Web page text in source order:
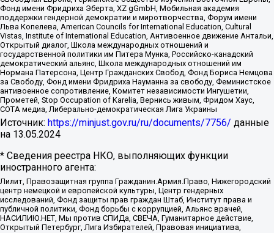
Фонд имени Фридриха Эберта, XZ gGmbH, Мобильная академия
поддержки гендерной демократии и миротворчества, Форум имени
Льва Копелева, American Councils for International Education, Cultural
Vistas, Institute of International Education, Антивоенное движение Антальи,
Открытый диалог, Школа международных отношений и
государственной политики им Питера Мунка, Российско-канадский
демократический альянс, Школа международных отношений им
Нормана Патерсона, Центр Гражданских Свобод, Фонд Бориса Немцова
за Свободу, Фонд имени Фридриха Науманна за свободу, Феминистское
антивоенное сопротивление, Комитет независимости Ингушетии,
Прометей, Stop Occupation of Karelia, Вернись живым, Фридом Хаус,
СОТА медиа, Либерально-демократическая Лига Украины
Источник: https://minjust.gov.ru/ru/documents/7756/ данные
на 13.05.2024
* Сведения реестра НКО, выполняющих функции
иностранного агента:
Лилит, Правозащитная группа Гражданин.Армия.Право, Нижегородский
центр немецкой и европейской культуры, Центр гендерных
исследований, Фонд защиты прав граждан Штаб, Институт права и
публичной политики, Фонд борьбы с коррупцией, Альянс врачей,
НАСИЛИЮ.НЕТ, Мы против СПИДа, СВЕЧА, Гуманитарное действие,
Открытый Петербург, Лига Избирателей, Правовая инициатива,